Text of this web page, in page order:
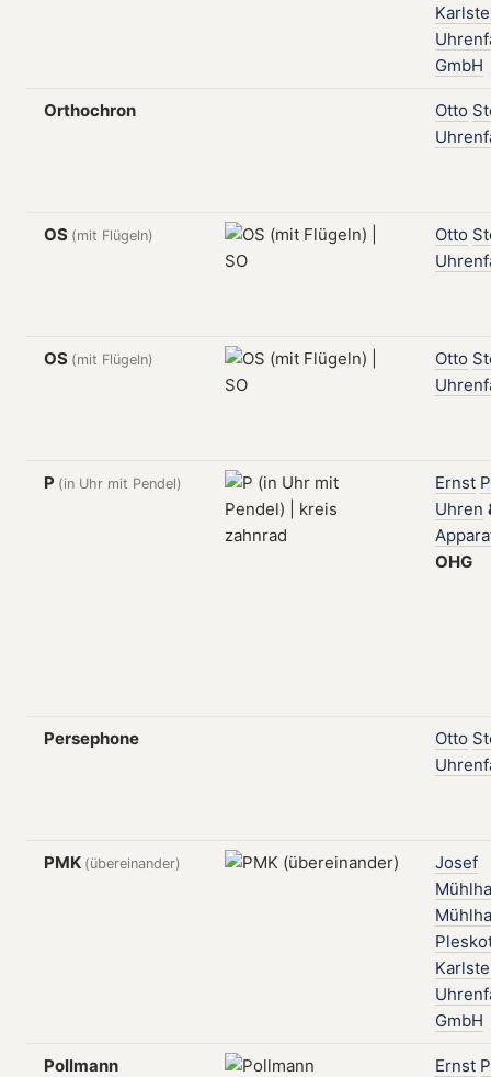
GmbH
Orthochron Otto
OS (mit Flügeln) Otto
OS (mit Flügeln) Otto
P (in Uhr mit Pendel) Ernst
Uhren
OHG
Persephone Otto
PMK (übereinander)
Josef
GmbH
Pollmann Ernst